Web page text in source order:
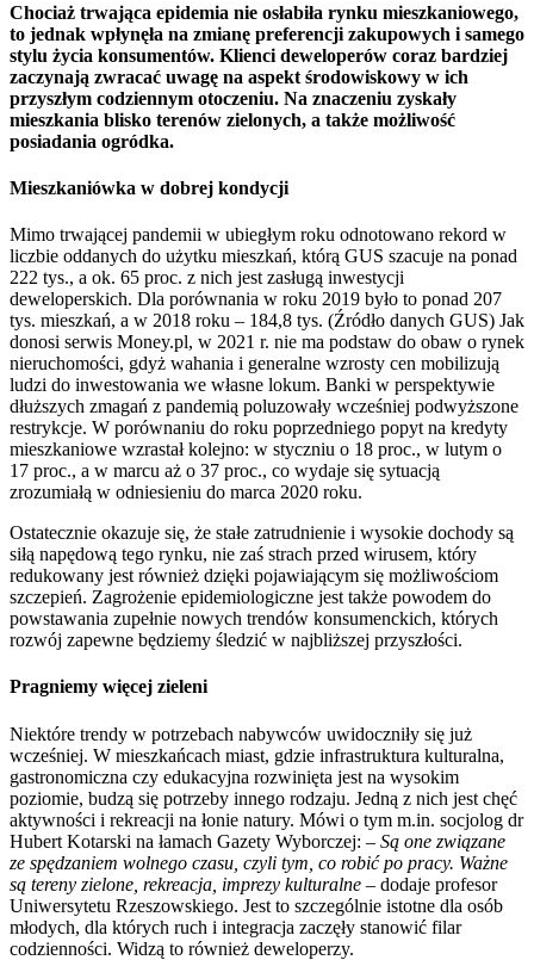
Chociaż trwająca epidemia nie osłabiła rynku mieszkaniowego,
to jednak wpłynęła na zmianę preferencji zakupowych i samego
stylu życia konsumentów. Klienci deweloperów coraz bardziej
zaczynają zwracać uwagę na aspekt środowiskowy w ich
przyszłym codziennym otoczeniu. Na znaczeniu zyskały
mieszkania blisko terenów zielonych, a także możliwość
posiadania ogródka.
Mieszkaniówka w dobrej kondycji
Mimo trwającej pandemii w ubiegłym roku odnotowano rekord w
liczbie oddanych do użytku mieszkań, którą GUS szacuje na ponad
222 tys., a ok. 65 proc. z nich jest zasługą inwestycji
deweloperskich. Dla porównania w roku 2019 było to ponad 207
tys. mieszkań, a w 2018 roku – 184,8 tys. (Źródło danych GUS) Jak
donosi serwis Money.pl, w 2021 r. nie ma podstaw do obaw o rynek
nieruchomości, gdyż wahania i generalne wzrosty cen mobilizują
ludzi do inwestowania we własne lokum. Banki w perspektywie
dłuższych zmagań z pandemią poluzowały wcześniej podwyższone
restrykcje. W porównaniu do roku poprzedniego popyt na kredyty
mieszkaniowe wzrastał kolejno: w styczniu o 18 proc., w lutym o
17 proc., a w marcu aż o 37 proc., co wydaje się sytuacją
zrozumiałą w odniesieniu do marca 2020 roku.
Ostatecznie okazuje się, że stałe zatrudnienie i wysokie dochody są
siłą napędową tego rynku, nie zaś strach przed wirusem, który
redukowany jest również dzięki pojawiającym się możliwościom
szczepień. Zagrożenie epidemiologiczne jest także powodem do
powstawania zupełnie nowych trendów konsumenckich, których
rozwój zapewne będziemy śledzić w najbliższej przyszłości.
Pragniemy więcej zieleni
Niektóre trendy w potrzebach nabywców uwidoczniły się już
wcześniej. W mieszkańcach miast, gdzie infrastruktura kulturalna,
gastronomiczna czy edukacyjna rozwinięta jest na wysokim
poziomie, budzą się potrzeby innego rodzaju. Jedną z nich jest chęć
aktywności i rekreacji na łonie natury. Mówi o tym m.in. socjolog dr
Hubert Kotarski na łamach Gazety Wyborczej: – Są one związane
ze spędzaniem wolnego czasu, czyli tym, co robić po pracy. Ważne
są tereny zielone, rekreacja, imprezy kulturalne – dodaje profesor
Uniwersytetu Rzeszowskiego. Jest to szczególnie istotne dla osób
młodych, dla których ruch i integracja zaczęły stanowić filar
codzienności. Widzą to również deweloperzy.